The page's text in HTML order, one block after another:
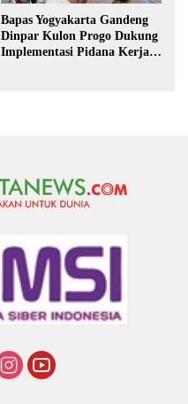
Bapas Yogyakarta Gandeng
Dinpar Kulon Progo Dukung
Implementasi Pidana Kerja